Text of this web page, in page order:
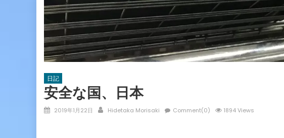
日記
安全な国、日本
Posted
2019年1月22日 Author
Hidetaka Morisaki Comment(0) 1894 Views